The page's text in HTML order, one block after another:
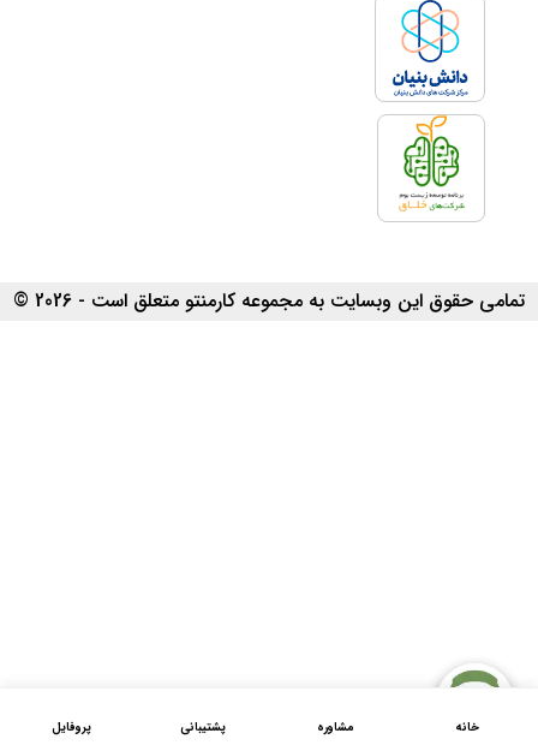
تمامی حقوق این وبسایت به مجموعه کارمنتو متعلق است - 2026 ©
خانه مشاوره پشتیبانی پروفایل